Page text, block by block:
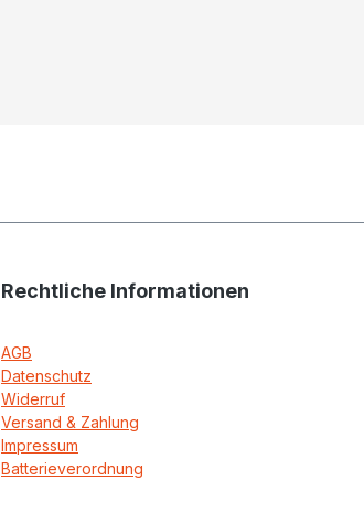
Rechtliche Informationen
AGB
Datenschutz
Widerruf
Versand & Zahlung
Impressum
Batterieverordnung